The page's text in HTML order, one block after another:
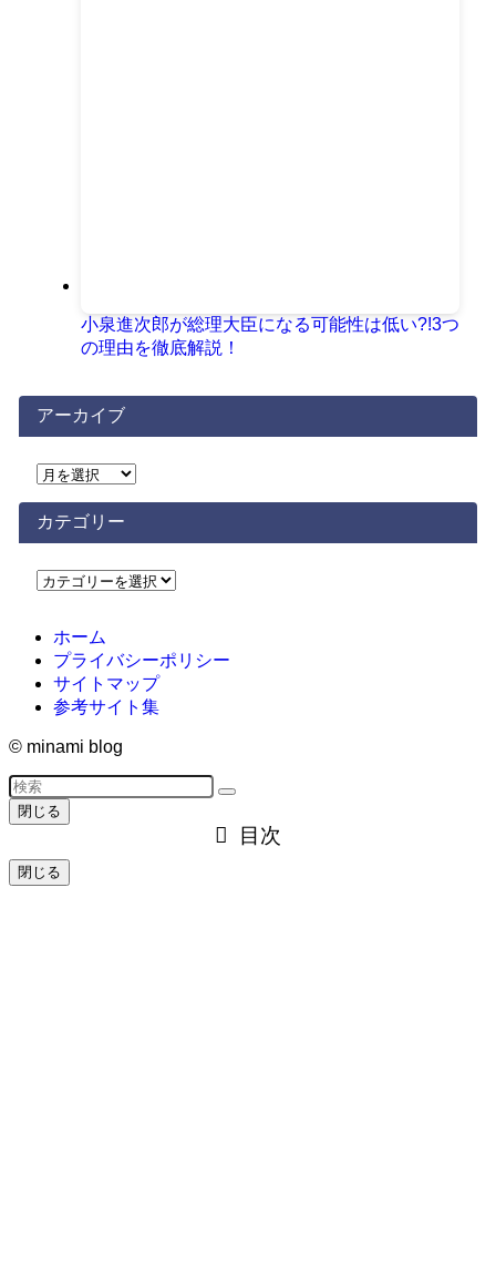
小泉進次郎が総理大臣になる可能性は低い?!3つ
の理由を徹底解説！
アーカイブ
ア
カ
イ
ブ
カテゴリー
カ
ホーム
プライバシーポリシー
サイトマップ
参考サイト集
© minami blog
閉じる
目次
閉じる